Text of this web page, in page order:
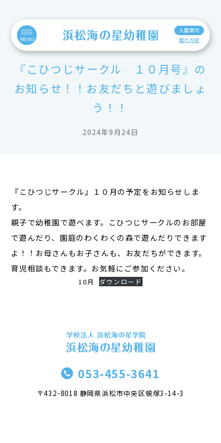
MENU
入園案内
園の内容
『こひつじサークル １０月号』の
お知らせ！！お友だちと遊びましょ
う！！
2024年9月24日
『こひつじサークル』１０月の予定をお知らせしま
す。
親子で幼稚園で遊べます。こひつじサークルのお部屋
で遊んだり、園庭のわくわくの森で遊んだりできます
よ！！お母さんもお子さんも、お友だちができます。
育児相談もできます。お気軽にご参加ください。
10月 ダウンロード
053-455-3641
〒432-8018 静岡県浜松市中央区蜆塚3-14-3